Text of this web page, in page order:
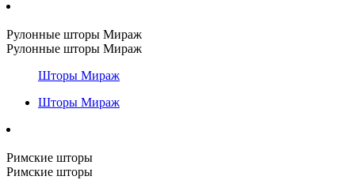
Рулонные шторы Мираж
Рулонные шторы Мираж
Шторы Мираж
Шторы Мираж
Римские шторы
Римские шторы